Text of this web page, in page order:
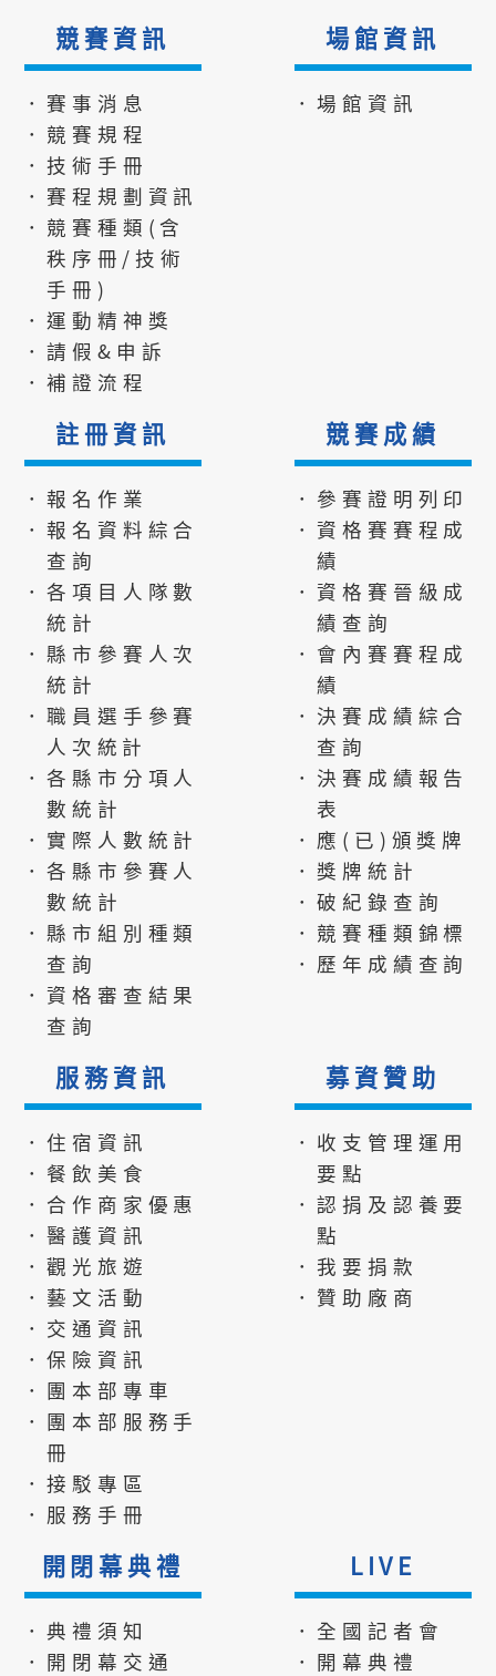
競賽資訊
．賽事消息
．競賽規程
．技術手冊
．賽程規劃資訊
．競賽種類(含
秩序冊/技術
手冊)
．運動精神獎
．請假&申訴
．補證流程
場館資訊
．場館資訊
註冊資訊
．報名作業
．報名資料綜合
查詢
．各項目人隊數
統計
．縣市參賽人次
統計
．職員選手參賽
人次統計
．各縣市分項人
數統計
．實際人數統計
．各縣市參賽人
數統計
．縣市組別種類
查詢
．資格審查結果
查詢
競賽成績
．參賽證明列印
．資格賽賽程成
績
．資格賽晉級成
績查詢
．會內賽賽程成
績
．決賽成績綜合
查詢
．決賽成績報告
表
．應(已)頒獎牌
．獎牌統計
．破紀錄查詢
．競賽種類錦標
．歷年成績查詢
服務資訊
．住宿資訊
．餐飲美食
．合作商家優惠
．醫護資訊
．觀光旅遊
．藝文活動
．交通資訊
．保險資訊
．團本部專車
．團本部服務手
冊
．接駁專區
．服務手冊
募資贊助
．收支管理運用
要點
．認捐及認養要
點
．我要捐款
．贊助廠商
開閉幕典禮
．典禮須知
．開閉幕交通
LIVE
．全國記者會
．開幕典禮